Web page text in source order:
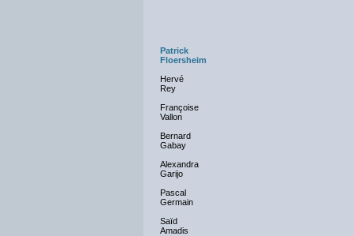
Patrick
Floersheim
Hervé
Rey
Françoise
Vallon
Bernard
Gabay
Alexandra
Garijo
Pascal
Germain
Saïd
Amadis